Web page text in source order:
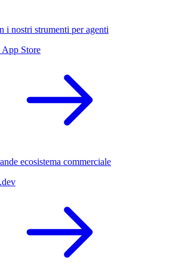
i nostri strumenti per agenti
Store
ecosistema commerciale